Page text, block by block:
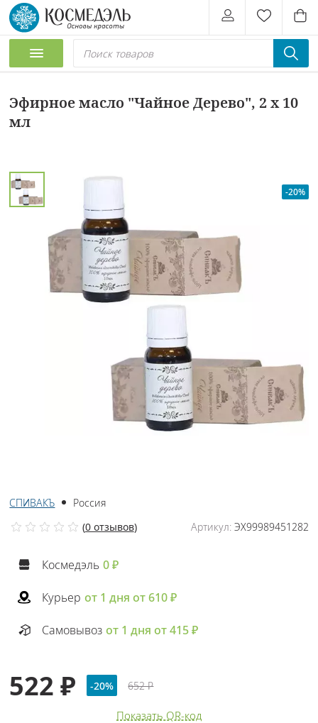
Эфирное масло "Чайное Дерево", 2 х 10
мл
-20%
СПИВАКЪ
Россия
Артикул:ЭХ99989451282
(0 отзывов)
Космедэль 0 ₽
Курьер от 1 дня от 610 ₽
Самовывоз от 1 дня от 415 ₽
522 ₽ -20% 652 ₽
Показать QR-код